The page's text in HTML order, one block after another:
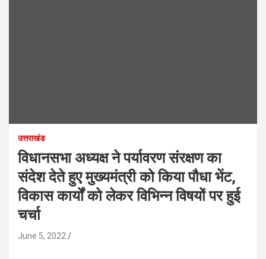
उत्तराखंड
विधानसभा अध्यक्ष ने पर्यावरण संरक्षण का
संदेश देते हुए मुख्यमंत्री को किया पौधा भेंट,
विकास कार्यों को लेकर विभिन्न विषयों पर हुई
चर्चा
June 5, 2022